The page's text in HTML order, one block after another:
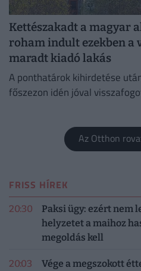
Kettészakadt a magyar
roham indult ezekben a
maradt kiadó lakás
A ponthatárok kihirdetése
főszezon idén jóval
Az Otthon
FRISS HÍREK
20:30
Paksi ügy: ezért nem
helyzetet a maihoz
megoldás kell
20:03
Vége a megszokott